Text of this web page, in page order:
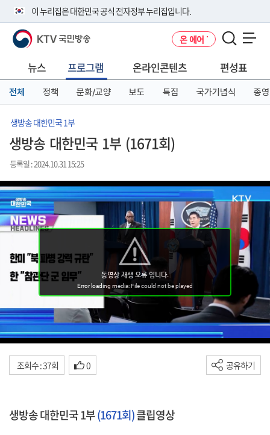
이 누리집은 대한민국 공식 전자정부 누리집입니다.
공식 누리집 주소 확인하기
니다.
이밖에 or.kr 또는 .kr등 다른 도메인 주소를 사용하고 있다면 아래 URL에
서 도메인 주소를 확인해 보세요
KTV 국민방송 온 에어
뉴스 프로그램 온라인콘텐츠 편성표
전체 정책 문화/교양 보도 특집 국가기념식 종영
생방송 대한민국 1부
생방송 대한민국 1부 (1671회)
등록일 : 2024.10.31 15:25
조회수 : 37회 0 공유하기
생방송 대한민국 1부(1671회)클립영상